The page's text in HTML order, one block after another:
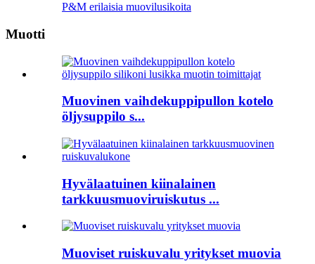
P&M erilaisia ​​muovilusikoita
Muotti
Muovinen vaihdekuppipullon kotelo
öljysuppilo s...
Hyvälaatuinen kiinalainen
tarkkuusmuoviruiskutus ...
Muoviset ruiskuvalu yritykset muovia